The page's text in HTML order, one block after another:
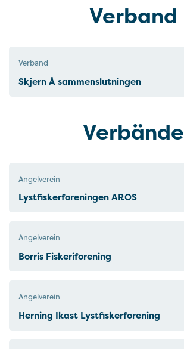
Verband
Verband
Skjern Å sammenslutningen
Verbände
Angelverein
Lystfiskerforeningen AROS
Angelverein
Borris Fiskeriforening
Angelverein
Herning Ikast Lystfiskerforening